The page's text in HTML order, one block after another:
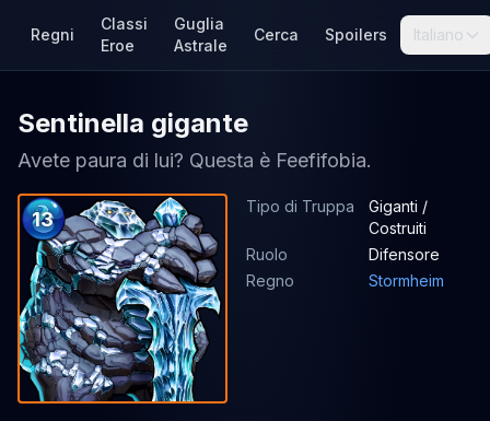
Regni
Classi
Eroe
Guglia
Astrale
Cerca Spoilers Italiano
Sentinella gigante
Avete paura di lui? Questa è Feefifobia.
13
Tipo di Truppa
Giganti /
Costruiti
Ruolo
Difensore
Regno
Stormheim